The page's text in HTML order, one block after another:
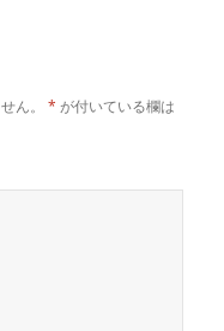
ん。 * が付いている欄は